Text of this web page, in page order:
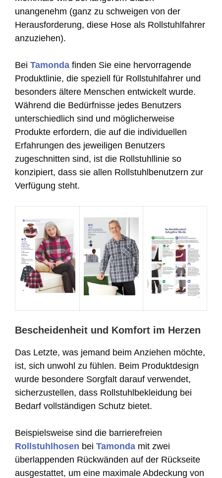
unangenehm (ganz zu schweigen von der
Herausforderung, diese Hose als Rollstuhlfahrer
anzuziehen).
Bei Tamonda finden Sie eine hervorragende
Produktlinie, die speziell für Rollstuhlfahrer und
besonders ältere Menschen entwickelt wurde.
Während die Bedürfnisse jedes Benutzers
unterschiedlich sind und möglicherweise
Produkte erfordern, die auf die individuellen
Erfahrungen des jeweiligen Benutzers
zugeschnitten sind, ist die Rollstuhllinie so
konzipiert, dass sie allen Rollstuhlbenutzern zur
Verfügung steht.
Bescheidenheit und Komfort im Herzen
Das Letzte, was jemand beim Anziehen möchte,
ist, sich unwohl zu fühlen. Beim Produktdesign
wurde besondere Sorgfalt darauf verwendet,
sicherzustellen, dass Rollstuhlbekleidung bei
Bedarf vollständigen Schutz bietet.
Beispielsweise sind die barrierefreien
Rollstuhlhosen bei Tamonda mit zwei
überlappenden Rückwänden auf der Rückseite
ausgestattet, um eine maximale Abdeckung von